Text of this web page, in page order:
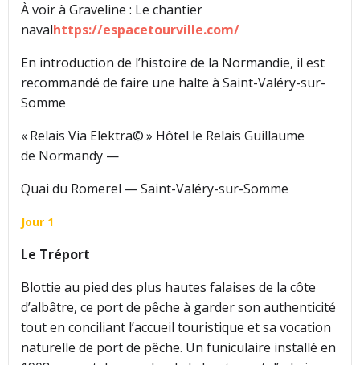
À voir à Graveline : Le chantier
navalhttps://espacetourville.com/
En introduction de l’histoire de la Normandie, il est
recommandé de faire une halte à Saint-Valéry-sur-
Somme
« Relais Via Elektra© » Hôtel le Relais Guillaume
de Normandy —
Quai du Romerel — Saint-Valéry-sur-Somme
Jour 1
Le Tréport
Blottie au pied des plus hautes falaises de la côte
d’albâtre, ce port de pêche à garder son authenticité
tout en conciliant l’accueil touristique et sa vocation
naturelle de port de pêche. Un funiculaire installé en